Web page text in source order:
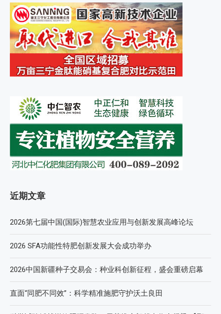
近期文章
2026第七届中国(国际)智慧农业应用与创新发展高峰论坛
2026 SFA功能性特肥创新发展大会成功举办
2026中国新疆种子交易会：种业科创新征程，盛会重磅启幕
直面“同肥不同效”：科学精准施肥守护沃土良田